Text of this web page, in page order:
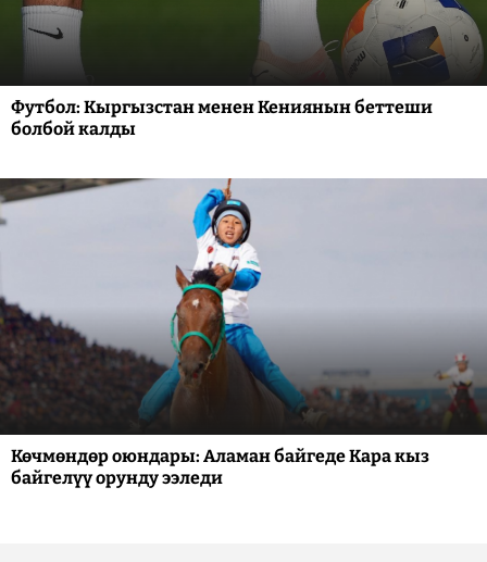
Футбол: Кыргызстан менен Кениянын беттеши
болбой калды
Көчмөндөр оюндары: Аламан байгеде Кара кыз
байгелүү орунду ээледи